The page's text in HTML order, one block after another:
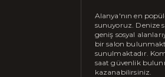
Alanya'nın en
sunuyoruz. Denize
geniş sosyal
bir salon
sunulmaktadır.
saat güvenlik
kazanabilirsiniz.